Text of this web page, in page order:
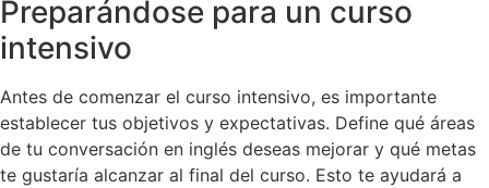
Preparándose para un curso
intensivo
Antes de comenzar el curso intensivo, es importante
establecer tus objetivos y expectativas. Define qué áreas
de tu conversación en inglés deseas mejorar y qué metas
te gustaría alcanzar al final del curso. Esto te ayudará a